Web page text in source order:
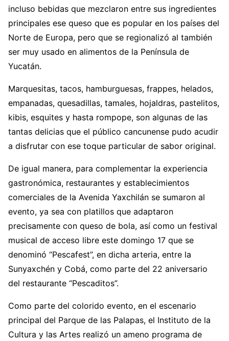
incluso bebidas que mezclaron entre sus ingredientes
principales ese queso que es popular en los países del
Norte de Europa, pero que se regionalizó al también
ser muy usado en alimentos de la Península de
Yucatán.
Marquesitas, tacos, hamburguesas, frappes, helados,
empanadas, quesadillas, tamales, hojaldras, pastelitos,
kibis, esquites y hasta rompope, son algunas de las
tantas delicias que el público cancunense pudo acudir
a disfrutar con ese toque particular de sabor original.
De igual manera, para complementar la experiencia
gastronómica, restaurantes y establecimientos
comerciales de la Avenida Yaxchilán se sumaron al
evento, ya sea con platillos que adaptaron
precisamente con queso de bola, así como un festival
musical de acceso libre este domingo 17 que se
denominó “Pescafest”, en dicha arteria, entre la
Sunyaxchén y Cobá, como parte del 22 aniversario
del restaurante “Pescaditos”.
Como parte del colorido evento, en el escenario
principal del Parque de las Palapas, el Instituto de la
Cultura y las Artes realizó un ameno programa de